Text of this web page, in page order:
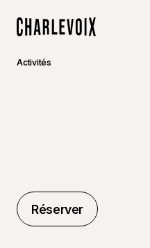
Activités
Réserver
Réserver